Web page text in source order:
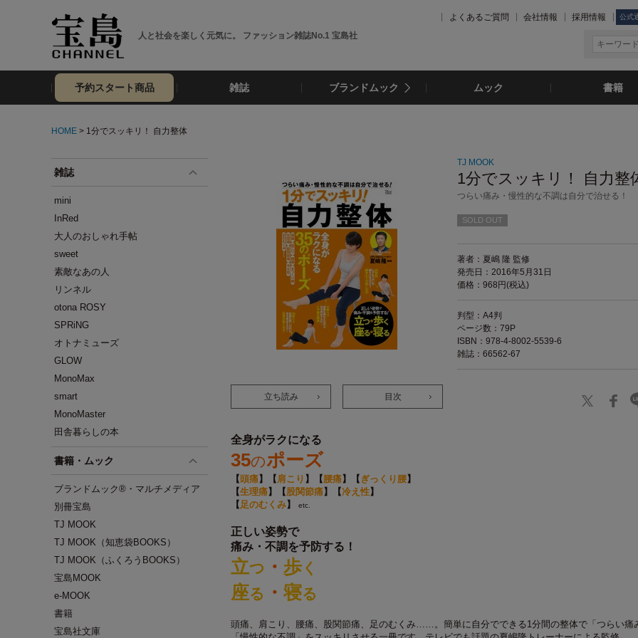
人と社会を楽しく元気に。 ファッション雑誌No.1 宝島社
よくあるご質問 会社情報 採用情報 公式
予約スタート商品 雑誌 ブランドムック ムック 書籍
HOME > 1分でスッキリ！ 自力整体
雑誌
mini
InRed
大人のおしゃれ手帖
sweet
素敵なあの人
リンネル
otona ROSY
SPRiNG
オトナミューズ
GLOW
MonoMax
smart
MonoMaster
田舎暮らしの本
書籍・ムック
ブランドムック®・マルチメディア
別冊宝島
TJ MOOK
TJ MOOK（知恵袋BOOKS）
TJ MOOK（ふくろうBOOKS）
宝島MOOK
e-MOOK
書籍
宝島社文庫
立ち読み 目次
TJ MOOK
1分でスッキリ！ 自力整
つらい痛み・慢性的な不調は自分で治せる！
SOLD OUT
著者：夏嶋 隆 監修
発売日：2016年5月31日
価格：968円(税込)
判型：A4判
ページ数：79P
ISBN：978-4-8002-5539-6
雑誌：66562-67
全身がラクになる
35のポーズ
【頭痛】【 肩こり 】【 腰痛】【 ぎっくり腰】
【生理痛】【 股関節痛】【冷え性】
【 足のむくみ】 etc.
正しい姿勢で
痛み・不調を予防する！
立つ ・ 歩 く
座る ・寝る
頭痛、肩こり、腰痛、股関節痛、足のむくみ……。簡単に自分でできる1分間の整体で「つらい痛